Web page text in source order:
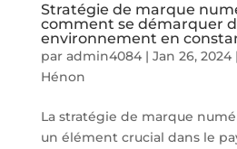
Stratégie de marque
comment se démarquer
environnement en
par admin4084| Jan 26, 2024|
Hénon
La stratégie de marque
un élément crucial dans le